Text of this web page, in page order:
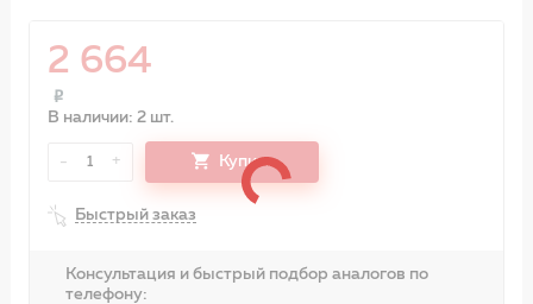
2 664
В наличии: 2 шт.
- 1 + Купить
Быстрый заказ
Консультация и быстрый подбор аналогов по
телефону: